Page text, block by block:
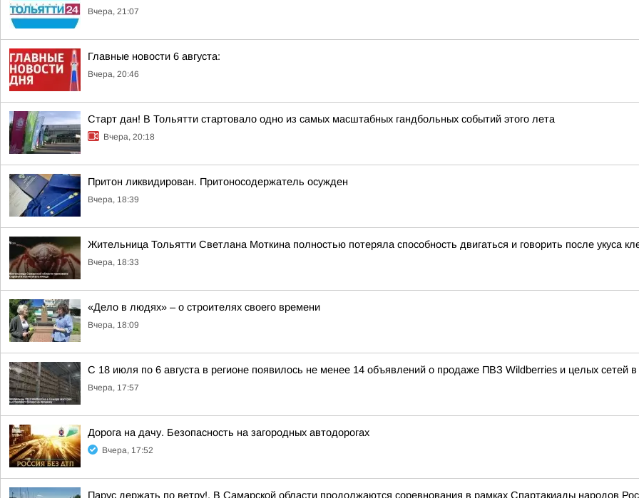
Вчера, 21:07
Главные новости 6 августа:
Вчера, 20:46
Старт дан! В Тольятти стартовало одно из самых масштабных гандбольных событий этого лета
Вчера, 20:18
Притон ликвидирован. Притоносодержатель осужден
Вчера, 18:39
Жительница Тольятти Светлана Моткина полностью потеряла способность двигаться и говорить после укуса
Вчера, 18:33
«Дело в людях» – о строителях своего времени
Вчера, 18:09
С 18 июля по 6 августа в регионе появилось не менее 14 объявлений о продаже ПВЗ Wildberries и целых сетей
Вчера, 17:57
Дорога на дачу. Безопасность на загородных автодорогах
Вчера, 17:52
Парус держать по ветру!. В Самарской области продолжаются соревнования в рамках Спартакиады народов